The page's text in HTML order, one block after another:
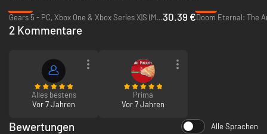
Gears 5 - PC, Xbox One & Xbox Series X|S (Microsoft Store)30.39 €
2 Kommentare
Alles bestens
Vor 7 Jahren
Prima
Vor 7 Jahren
Bewertungen Alle Sprachen